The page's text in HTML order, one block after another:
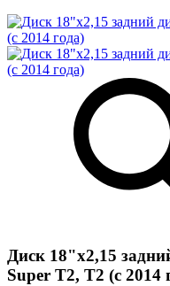
Диск 18"х2,15
Super T2, T2 (с 2014